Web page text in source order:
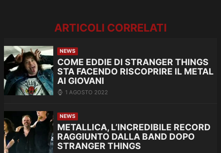
ARTICOLI CORRELATI
NEWS
COME EDDIE DI STRANGER THINGS
STA FACENDO RISCOPRIRE IL METAL
AI GIOVANI
1 AGOSTO 2022
NEWS
METALLICA, L’INCREDIBILE RECORD
RAGGIUNTO DALLA BAND DOPO
STRANGER THINGS